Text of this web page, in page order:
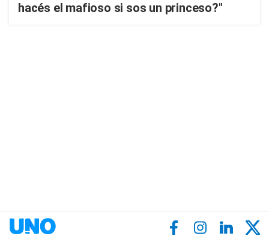
hacés el mafioso si sos un princeso?"